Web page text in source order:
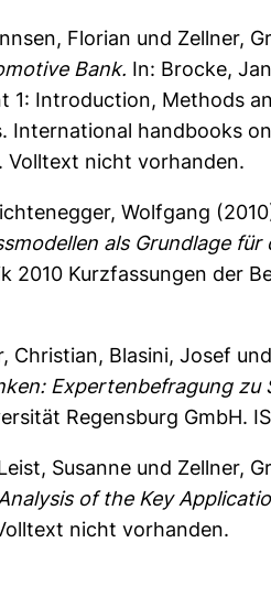
Florian und Zellner,
Bank. In: Brocke,
1: Introduction, Methods
International handbooks
nicht vorhanden.
Wolfgang
als Grundlage
2010 Kurzfassungen der
Christian, Blasini, Josef
Expertenbefragung
Regensburg GmbH.
Susanne und Zellner,
of the Key
nicht vorhanden.